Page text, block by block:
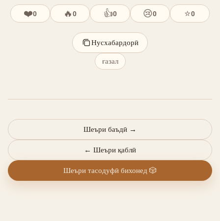
❤️0 🔥0 👍0 😢0 ⭐0
Нусхабардорӣ
ғазал
← Шеъри қаблӣ
Шеъри баъдӣ →
Шеъри тасодуфӣ бихонед 🎲